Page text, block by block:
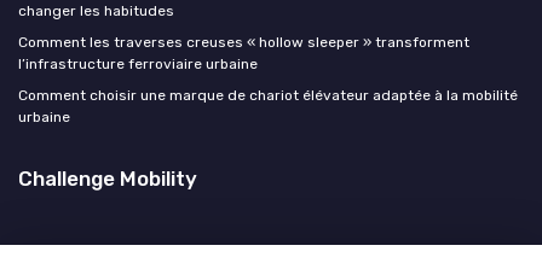
changer les habitudes
Comment les traverses creuses « hollow sleeper » transforment
l’infrastructure ferroviaire urbaine
Comment choisir une marque de chariot élévateur adaptée à la mobilité
urbaine
Challenge Mobility